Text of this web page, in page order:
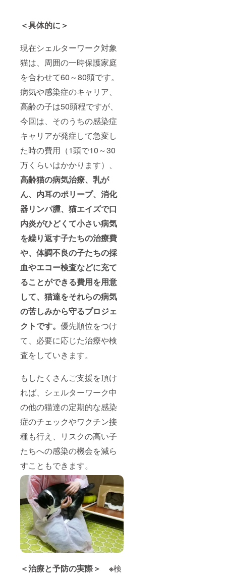
＜具体的に＞
現在シェルターワーク対象
猫は、周囲の一時保護家庭
を合わせて60～80頭です。
病気や感染症のキャリア、
高齢の子は50頭程ですが、
今回は、そのうちの感染症
キャリアが発症して急変し
た時の費用（1頭で10～30
万くらいはかかります）、
高齢猫の病気治療、乳が
ん、内耳のポリープ、消化
器リンパ腫、猫エイズで口
内炎がひどくて小さい病気
を繰り返す子たちの治療費
や、体調不良の子たちの採
血やエコー検査などに充て
ることができる費用を用意
して、猫達をそれらの病気
の苦しみから守るプロジェ
クトです。 優先順位をつけ
て、必要に応じた治療や検
査をしていきます。
もしたくさんご支援を頂け
れば、シェルターワーク中
の他の猫達の定期的な感染
症のチェックやワクチン接
種も行え、リスクの高い子
たちへの感染の機会を減ら
すこともできます。
＜治療と予防の実際＞ ※検